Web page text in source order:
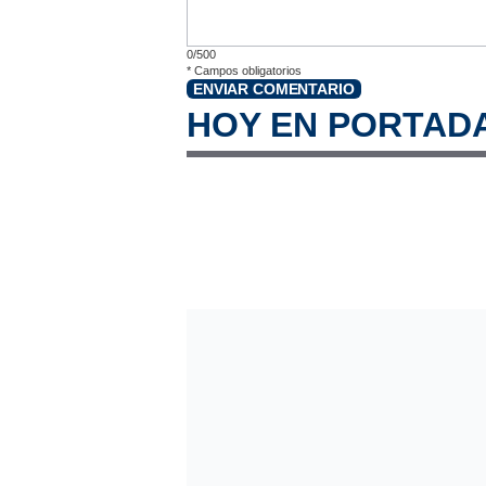
0/500
* Campos obligatorios
ENVIAR COMENTARIO
HOY EN